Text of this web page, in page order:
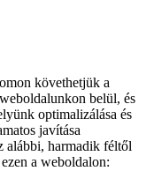
követhetjük a
belül, és
optimalizálása és
javítása
alábbi, harmadik féltől
a weboldalon: